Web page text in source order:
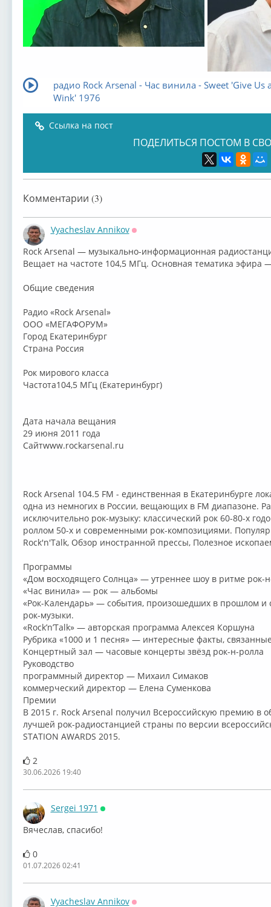
радио Rock Arsenal - Час винила - Sweet 'Give Us
Wink' 1976
Ссылка на пост
ПОДЕЛИТЬСЯ ПОСТОМ В
Комментарии (3)
Vyacheslav Annikov
⁣Rock Arsenal — музыкально-информационная
Вещает на частоте 104,5 МГц. Основная тематика эфира
Общие сведения
Радио «Rock Arsenal»
ООО «МЕГАФОРУМ»
Город Екатеринбург
Страна Россия
Рок мирового класса
Частота104,5 МГц (Екатеринбург)
Дата начала вещания
29 июня 2011 года
Сайтwww.rockarsenal.ru
Rock Arsenal 104.5 FM - единственная в Екатеринбурге
одна из немногих в России, вещающих в FM диапазоне.
исключительно рок-музыку: классический рок 60-80-х
роллом 50-х и современными рок-композициями.
Rock'n'Talk, Обзор иностранной прессы, Полезное
Программы
«Дом восходящего Солнца» — утреннее шоу в ритме рок-
«Час винила» — рок — альбомы
«Рок-Календарь» — события, произошедших в прошлом
рок-музыки.
«Rock’n’Talk» — авторская программа Алексея Коршуна
Рубрика «1000 и 1 песня» — интересные факты,
Концертный зал — часовые концерты звёзд рок-н-ролла
Руководство
программный директор — Михаил Симаков
коммерческий директор — Елена Суменкова
Премии
В 2015 г. Rock Arsenal получил Всероссийскую премию в
лучшей рок-радиостанцией страны по версии
STATION AWARDS 2015.
2
30.06.2026 19:40
Sergei 1971
⁣Вячеслав, спасибо!
0
01.07.2026 02:41
Vyacheslav Annikov